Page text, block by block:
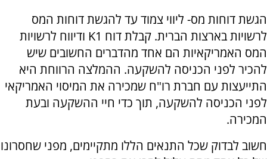
הגשת דוחות מס- ליווי צמוד עד להגשת דוחות המס
לרשויות בארצות הברית. קבלת דוח K1 ודיווח לרשויות
המס האמריקאיות הם אחד מהדברים החשובים שיש
להכיר לפני הכניסה להשקעה. ההמלצה הרווחת היא
התייעצות עם חברת רו"ח שמכירה את המיסוי האמריקאי
לפני הכניסה להשקעה, תוך כדי חיי ההשקעה ובעת
המכירה.
חשוב לבדוק שכל התנאים הללו מתקיימים, מפני שחסרונו